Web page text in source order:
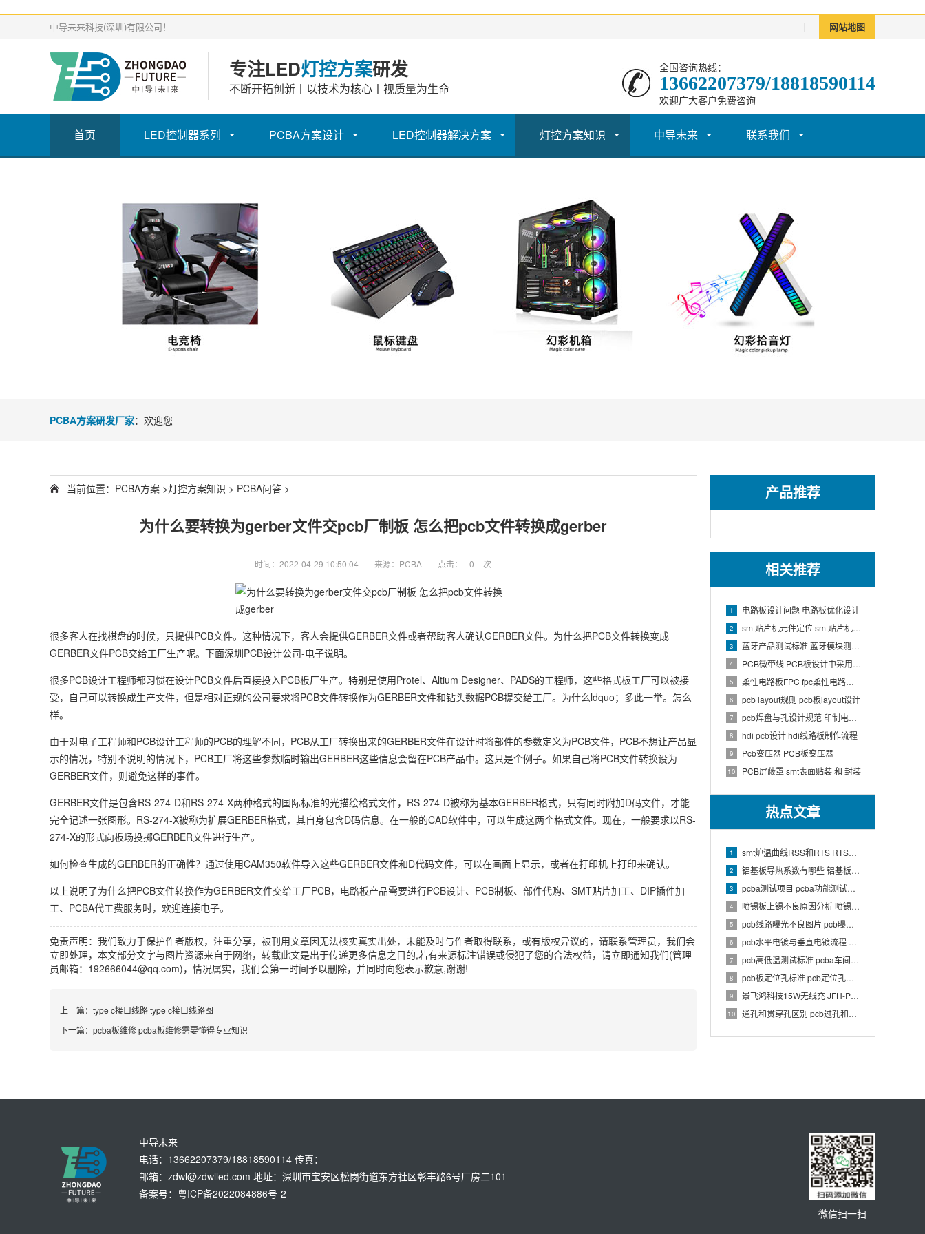
网站地图
中导未来科技(深圳)有限公司！
专注LED灯控方案研发
不断开拓创新丨以技术为核心丨视质量为生命
全国咨询热线：
13662207379/18818590114
欢迎广大客户免费咨询
首页 LED控制器系列 PCBA方案设计 LED控制器解决方案 灯控方案知识 中导未来 联系我们
PCBA方案研发厂家：欢迎您
产品推荐
相关推荐
1 电路板设计问题 电路板优化设计
2 smt贴片机元件定位 smt贴片机结构
3 蓝牙产品测试标准 蓝牙模块测试方法
4 PCB微带线 PCB板设计中采用微带线和带状线,应用到什么原理
5 柔性电路板FPC fpc柔性电路板生产流程介绍
6 pcb layout规则 pcb板layout设计
7 pcb焊盘与孔设计规范 印制电路板上焊盘的大小及引线的孔径如何确定
8 hdi pcb设计 hdi线路板制作流程
9 Pcb变压器 PCB板变压器
10 PCB屏蔽罩 smt表面贴装 和 封装
热点文章
1 smt炉温曲线RSS和RTS RTS炉温曲线
2 铝基板导热系数有哪些 铝基板的导热系数和热阻
3 pcba测试项目 pcba功能测试有哪些项
4 喷锡板上锡不良原因分析 喷锡板不上锡处理
5 pcb线路曝光不良图片 pcb曝光工艺原理
6 pcb水平电镀与垂直电镀流程 pcb电镀工艺介绍
7 pcb高低温测试标准 pcba车间温湿度要求
8 pcb板定位孔标准 pcb定位孔和定位柱要求
9 景飞鸿科技15W无线充 JFH-PWC-TX033 1.0 PCBA 规格书
10 通孔和贯穿孔区别 pcb过孔和通孔区别
当前位置： PCBA方案 >灯控方案知识 > PCBA问答 >
为什么要转换为gerber文件交pcb厂制板 怎么把pcb文件转换成gerber
时间：2022-04-29 10:50:04 来源：PCBA 点击： 0 次
很多客人在找棋盘的时候，只提供PCB文件。这种情况下，客人会提供GERBER文件或者帮助客人确认GERBER文件。为什么把PCB文件转换变成
GERBER文件PCB交给工厂生产呢。下面深圳PCB设计公司-电子说明。
很多PCB设计工程师都习惯在设计PCB文件后直接投入PCB板厂生产。特别是使用Protel、Altium Designer、PADS的工程师，这些格式板工厂可以被接
受，自己可以转换成生产文件，但是相对正规的公司要求将PCB文件转换作为GERBER文件和钻头数据PCB提交给工厂。为什么ldquo；多此一举。怎么
样。
由于对电子工程师和PCB设计工程师的PCB的理解不同，PCB从工厂转换出来的GERBER文件在设计时将部件的参数定义为PCB文件，PCB不想让产品显
示的情况，特别不说明的情况下，PCB工厂将这些参数临时输出GERBER这些信息会留在PCB产品中。这只是个例子。如果自己将PCB文件转换设为
GERBER文件，则避免这样的事件。
GERBER文件是包含RS-274-D和RS-274-X两种格式的国际标准的光描绘格式文件，RS-274-D被称为基本GERBER格式，只有同时附加D码文件，才能
完全记述一张图形。RS-274-X被称为扩展GERBER格式，其自身包含D码信息。在一般的CAD软件中，可以生成这两个格式文件。现在，一般要求以RS-
274-X的形式向板场投掷GERBER文件进行生产。
如何检查生成的GERBER的正确性？通过使用CAM350软件导入这些GERBER文件和D代码文件，可以在画面上显示，或者在打印机上打印来确认。
以上说明了为什么把PCB文件转换作为GERBER文件交给工厂PCB，电路板产品需要进行PCB设计、PCB制板、部件代购、SMT贴片加工、DIP插件加
工、PCBA代工费服务时，欢迎连接电子。
免责声明：我们致力于保护作者版权，注重分享，被刊用文章因无法核实真实出处，未能及时与作者取得联系，或有版权异议的，请联系管理员，我们会
立即处理，本文部分文字与图片资源来自于网络，转载此文是出于传递更多信息之目的,若有来源标注错误或侵犯了您的合法权益，请立即通知我们(管理
员邮箱：192666044@qq.com)，情况属实，我们会第一时间予以删除，并同时向您表示歉意,谢谢!
上一篇： type c接口线路 type c接口线路图
下一篇： pcba板维修 pcba板维修需要懂得专业知识
微信扫一扫
中导未来
电话：13662207379/18818590114 传真：
邮箱：zdwl@zdwlled.com 地址：深圳市宝安区松岗街道东方社区彰丰路6号厂房二101
备案号：粤ICP备2022084886号-2